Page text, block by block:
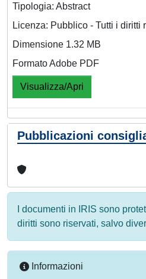
Tipologia: Abstract
Licenza: Pubblico - Tutti i diritti
Dimensione 1.32 MB
Formato Adobe PDF
Visualizza/Apri
Pubblicazioni
I documenti in IRIS sono
diritti sono riservati, salvo
Informazioni